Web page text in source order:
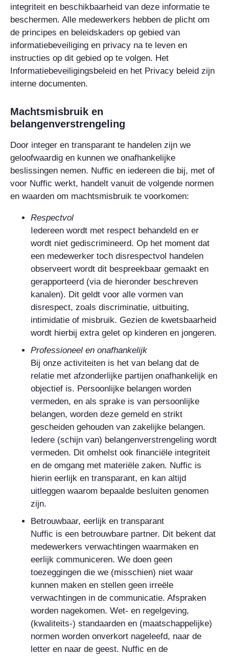
integriteit en beschikbaarheid van deze informatie te
beschermen. Alle medewerkers hebben de plicht om
de principes en beleidskaders op gebied van
informatiebeveiliging en privacy na te leven en
instructies op dit gebied op te volgen. Het
Informatiebeveiligingsbeleid en het Privacy beleid zijn
interne documenten.
Machtsmisbruik en
belangenverstrengeling
Door integer en transparant te handelen zijn we
geloofwaardig en kunnen we onafhankelijke
beslissingen nemen. Nuffic en iedereen die bij, met of
voor Nuffic werkt, handelt vanuit de volgende normen
en waarden om machtsmisbruik te voorkomen:
Respectvol
Iedereen wordt met respect behandeld en er
wordt niet gediscrimineerd. Op het moment dat
een medewerker toch disrespectvol handelen
observeert wordt dit bespreekbaar gemaakt en
gerapporteerd (via de hieronder beschreven
kanalen). Dit geldt voor alle vormen van
disrespect, zoals discriminatie, uitbuiting,
intimidatie of misbruik. Gezien de kwetsbaarheid
wordt hierbij extra gelet op kinderen en jongeren.
Professioneel en onafhankelijk
Bij onze activiteiten is het van belang dat de
relatie met afzonderlijke partijen onafhankelijk en
objectief is. Persoonlijke belangen worden
vermeden, en als sprake is van persoonlijke
belangen, worden deze gemeld en strikt
gescheiden gehouden van zakelijke belangen.
Iedere (schijn van) belangenverstrengeling wordt
vermeden. Dit omhelst ook financiële integriteit
en de omgang met materiële zaken. Nuffic is
hierin eerlijk en transparant, en kan altijd
uitleggen waarom bepaalde besluiten genomen
zijn.
Betrouwbaar, eerlijk en transparant
Nuffic is een betrouwbare partner. Dit bekent dat
medewerkers verwachtingen waarmaken en
eerlijk communiceren. We doen geen
toezeggingen die we (misschien) niet waar
kunnen maken en stellen geen irreële
verwachtingen in de communicatie. Afspraken
worden nagekomen. Wet- en regelgeving,
(kwaliteits-) standaarden en (maatschappelijke)
normen worden onverkort nageleefd, naar de
letter en naar de geest. Nuffic en de